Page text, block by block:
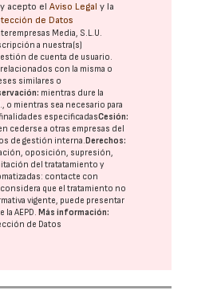
acepto elAviso Legal y la
de Datos
Media, S.L.U.
a nuestra(s)
de cuenta de usuario.
con la misma o
similares o
mientras dure la
o mientras sea necesario para
finalidades especificadasCesión:
cederse a otras empresas del
de gestión interna. Derechos:
oposición, supresión,
del tratatamiento y
contacte con
considera que el tratamiento no
vigente, puede presentar
laAEPD. Más información:
de Datos